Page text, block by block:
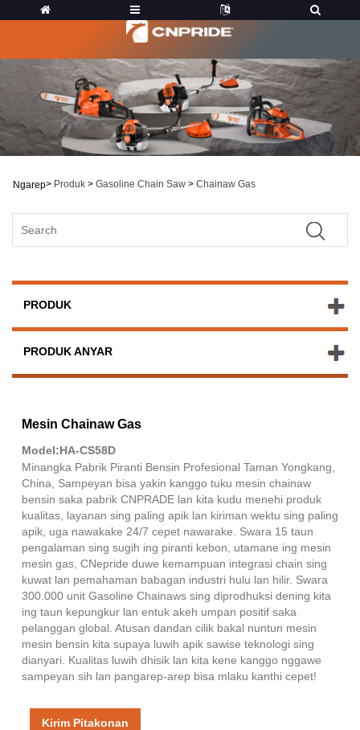
Ngarep> Produk > Gasoline Chain Saw > Chainaw Gas
PRODUK
PRODUK ANYAR
Mesin Chainaw Gas
Model:HA-CS58D
Minangka Pabrik Piranti Bensin Profesional Taman Yongkang,
China, Sampeyan bisa yakin kanggo tuku mesin chainaw
bensin saka pabrik CNPRADE lan kita kudu menehi produk
kualitas, layanan sing paling apik lan kiriman wektu sing paling
apik, uga nawakake 24/7 cepet nawarake. Swara 15 taun
pengalaman sing sugih ing piranti kebon, utamane ing mesin
mesin gas, CNepride duwe kemampuan integrasi chain sing
kuwat lan pemahaman babagan industri hulu lan hilir. Swara
300.000 unit Gasoline Chainaws sing diprodhuksi dening kita
ing taun kepungkur lan entuk akeh umpan positif saka
pelanggan global. Atusan dandan cilik bakal nuntun mesin
mesin bensin kita supaya luwih apik sawise teknologi sing
dianyari. Kualitas luwih dhisik lan kita kene kanggo nggawe
sampeyan sih lan pangarep-arep bisa mlaku kanthi cepet!
Kirim Pitakonan